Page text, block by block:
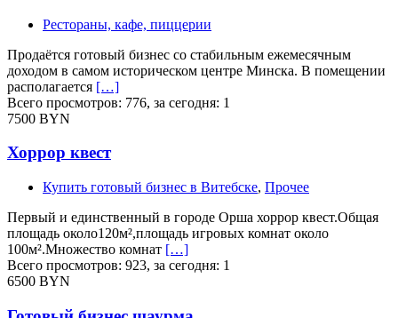
Рестораны, кафе, пиццерии
Продаётся готовый бизнес со стабильным ежемесячным
доходом в самом историческом центре Минска. В помещении
располагается […]
Всего просмотров: 776, за сегодня: 1
7500 BYN
Хоррор квест
Купить готовый бизнес в Витебске, Прочее
Первый и единственный в городе Орша хоррор квест.Общая
площадь около120м²,площадь игровых комнат около
100м².Множество комнат […]
Всего просмотров: 923, за сегодня: 1
6500 BYN